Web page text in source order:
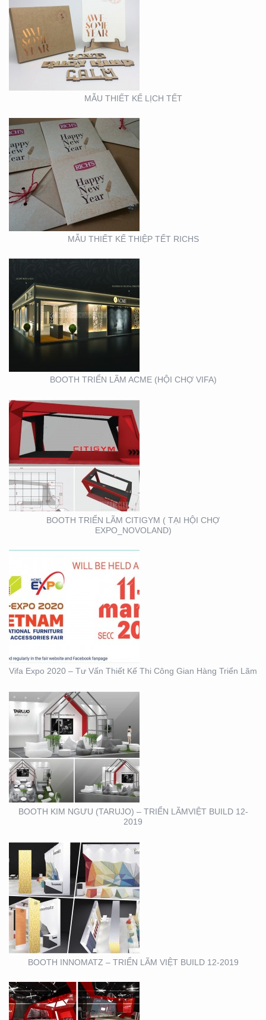
MẪU THIẾT KẾ LỊCH TẾT
MẪU THIẾT KẾ THIỆP
TẾT RICHS
MẪU THIẾT KẾ THIỆP TẾT RICHS
BOOTH TRIỂN LÃM
ACME (HỘI CHỢ VIFA)
BOOTH TRIỂN LÃM ACME (HỘI CHỢ VIFA)
BOOTH TRIỂN LÃM
CITIGYM ( TẠI HỘI CHỢ
EXPO_NOVOLAND)
BOOTH TRIỂN LÃM CITIGYM ( TẠI HỘI CHỢ
EXPO_NOVOLAND)
VIFA EXPO 2020 – TƯ
VẤN THIẾT KẾ THI
CÔNG GIAN HÀNG
TRIỂN LÃM
Vifa Expo 2020 – Tư Vấn Thiết Kế Thi Công Gian Hàng Triển Lãm
BOOTH KIM NGƯU
(TARUJO) – TRIỂN
LÃMVIỆT BUILD 12-2019
BOOTH KIM NGƯU (TARUJO) – TRIỂN LÃMVIỆT BUILD 12-
2019
BOOTH INNOMATZ –
TRIỂN LÃM VIỆT BUILD
12-2019
BOOTH INNOMATZ – TRIỂN LÃM VIỆT BUILD 12-2019
SHOWROOM – CỬA
HÀNG – CITIGYM – BẾN
VÂN ĐỒN , Q4